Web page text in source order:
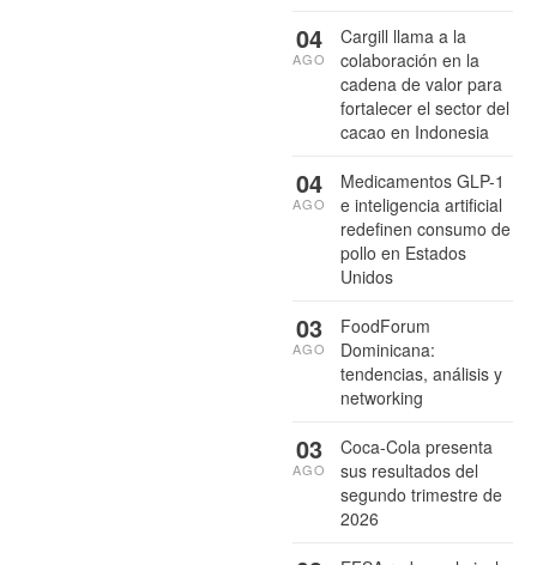
Cargill llama a la
colaboración en la
cadena de valor para
fortalecer el sector del
cacao en Indonesia
04
AGO
Medicamentos GLP-1
e inteligencia artificial
redefinen consumo de
pollo en Estados
Unidos
04
AGO
FoodForum
Dominicana:
tendencias, análisis y
networking
03
AGO
Coca-Cola presenta
sus resultados del
segundo trimestre de
2026
03
AGO